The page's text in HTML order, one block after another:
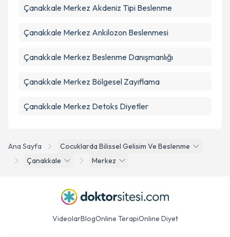
Ana Sayfa
Cocuklarda Bilissel Gelisim Ve Beslenme
Çanakkale
Merkez
Çanakkale Merkez Akdeniz Tipi Beslenme
Çanakkale Merkez Ankilozon Beslenmesi
Çanakkale Merkez Beslenme Danışmanlığı
Çanakkale Merkez Bölgesel Zayıflama
Çanakkale Merkez Detoks Diyetler
VideolarBlogOnline TerapiOnline Diyet